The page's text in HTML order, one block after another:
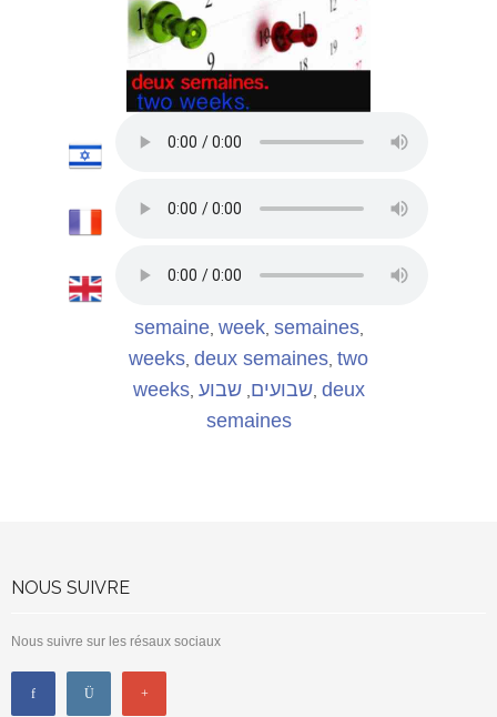
semaine, week, semaines,
weeks deux semaines two
weeks, שבועים ,שבוע , deux
semaines
NOUS SUIVRE
Nous suivre sur les résaux sociaux